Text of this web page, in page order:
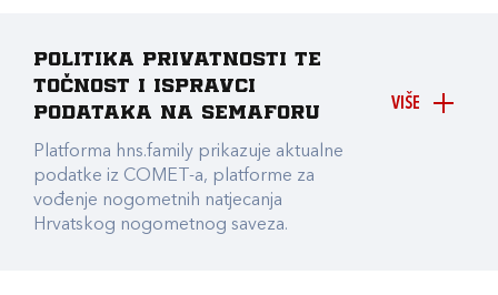
VIŠE
Politika privatnosti te
točnost i ispravci
podataka na Semaforu
Platforma hns.family prikazuje aktualne
podatke iz COMET-a, platforme za
vođenje nogometnih natjecanja
Hrvatskog nogometnog saveza.